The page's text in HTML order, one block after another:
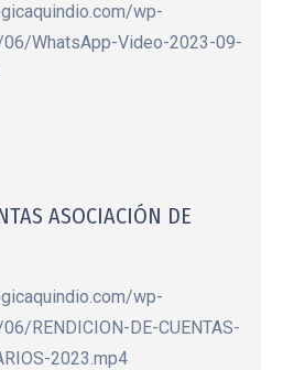
wp-
WhatsApp-Video-2023-09-
ASOCIACIÓN DE
wp-
RENDICION-DE-CUENTAS-
2023.mp4